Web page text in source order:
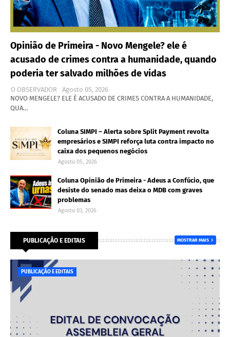
Opinião de Primeira - Novo Mengele? ele é
acusado de crimes contra a humanidade, quando
poderia ter salvado milhões de vidas
O OBSERVADOR
Agosto 05, 2026
NOVO MENGELE? ELE É ACUSADO DE CRIMES CONTRA A HUMANIDADE,
QUA…
Coluna SIMPI – Alerta sobre Split Payment revolta
empresários e SIMPI reforça luta contra impacto no
caixa dos pequenos negócios
Agosto 05, 2026
Coluna Opinião de Primeira - Adeus a Confúcio, que
desiste do senado mas deixa o MDB com graves
problemas
Agosto 03, 2026
PUBLICAÇÃO E EDITAIS MOSTRAR MAIS
PUBLICAÇÃO E EDITAIS